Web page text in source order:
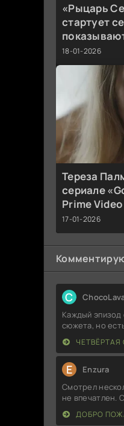
«Рыцарь
стартует
18-01-2026
Тереза
сериале
Prime Video
17-01-2026
C
Каждый эпизод
сюжета, но
E Enzura
Смотрел
не впечатлен.
ДОБРО